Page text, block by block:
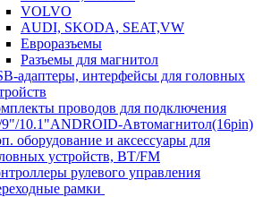
VOLVO
AUDI, SKODA, SEAT,VW
Евроразъемы
Разъемы для магнитол
адаптеры, интерфейсы для головных
проводов для подключения
10.1"ANDROID-Автомагнитол(16pin)
оборудование и аксессуары для
устройств, BT/FM
рулевого управления
рамки